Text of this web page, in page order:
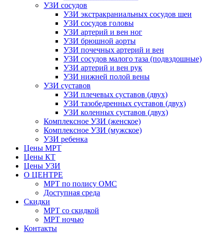
УЗИ сосудов
УЗИ экстракраниальных сосудов шеи
УЗИ сосудов головы
УЗИ артерий и вен ног
УЗИ брюшной аорты
УЗИ почечных артерий и вен
УЗИ сосудов малого таза (подвздошные)
УЗИ артерий и вен рук
УЗИ нижней полой вены
УЗИ суставов
УЗИ плечевых суставов (двух)
УЗИ тазобедренных суставов (двух)
УЗИ коленных суставов (двух)
Комплексное УЗИ (женское)
Комплексное УЗИ (мужское)
УЗИ ребенка
Цены МРТ
Цены КТ
Цены УЗИ
О ЦЕНТРЕ
МРТ по полису ОМС
Доступная среда
Скидки
МРТ со скидкой
МРТ ночью
Контакты